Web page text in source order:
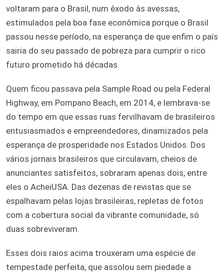
voltaram para o Brasil, num êxodo às avessas,
estimulados pela boa fase econômica porque o Brasil
passou nesse período, na esperança de que enfim o país
sairia do seu passado de pobreza para cumprir o rico
futuro prometido há décadas.
Quem ficou passava pela Sample Road ou pela Federal
Highway, em Pompano Beach, em 2014, e lembrava-se
do tempo em que essas ruas fervilhavam de brasileiros
entusiasmados e empreendedores, dinamizados pela
esperança de prosperidade nos Estados Unidos. Dos
vários jornais brasileiros que circulavam, cheios de
anunciantes satisfeitos, sobraram apenas dois, entre
eles o AcheiUSA. Das dezenas de revistas que se
espalhavam pelas lojas brasileiras, repletas de fotos
com a cobertura social da vibrante comunidade, só
duas sobreviveram.
Esses dois raios acima trouxeram uma espécie de
tempestade perfeita, que assolou sem piedade a